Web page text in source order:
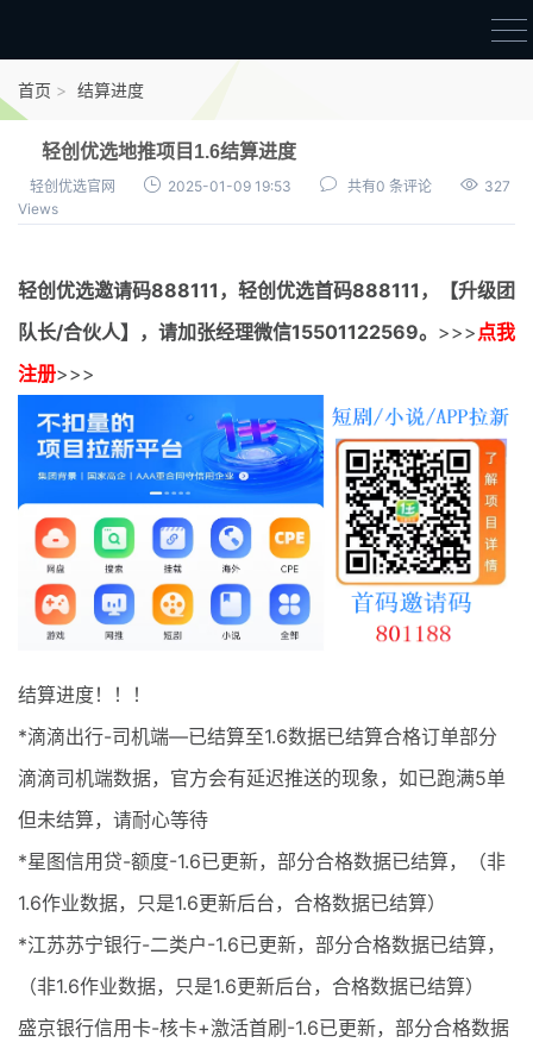
结算进度
团队长扶持
充场项目报价
无人直播
电商入门
最新通知
项目介绍
首页 结算进度
轻创优选地推项目1.6结算进度
轻创优选官网 2025-01-09 19:53 共有0 条评论
327
Views
轻创优选邀请码888111， 轻创优选首码888111，【升级团
队长/合伙人】，请加张经理微信15501122569。 >>>点我
注册>>>
结算进度！！！
*滴滴出行-司机端—已结算至1.6数据已结算合格订单部分
滴滴司机端数据，官方会有延迟推送的现象，如已跑满5单
但未结算，请耐心等待
*星图信用贷-额度-1.6已更新，部分合格数据已结算，（非
1.6作业数据，只是1.6更新后台，合格数据已结算）
*江苏苏宁银行-二类户-1.6已更新，部分合格数据已结算，
（非1.6作业数据，只是1.6更新后台，合格数据已结算）
盛京银行信用卡-核卡+激活首刷-1.6已更新，部分合格数据